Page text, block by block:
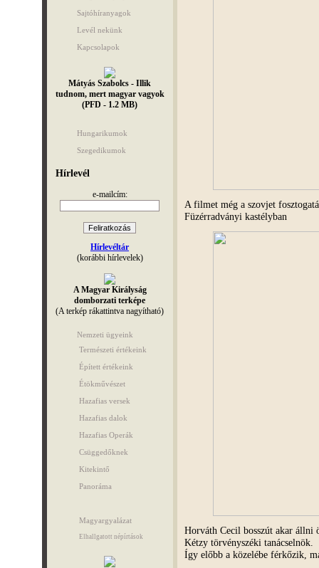
Sajtóhíranyagok
Levél nekünk
Kapcsolapok
Mátyás Szabolcs - Illik
tudnom, mert magyar vagyok
(PFD - 1.2 MB)
Hungarikumok
Szegedikumok
Hírlevél
e-mailcím:
Hírlevéltár
(korábbi hírlevelek)
A Magyar Királyság
domborzati terképe
(A terkép rákattintva nagyítható)
Nemzeti ügyeink
Természeti értékeink
Épített értékeink
Étökművészet
Hazafias versek
Hazafias dalok
Hazafias Operák
Csüggedőknek
Kitekintő
Panoráma
Magyargyalázat
Elhallgatott népírtások
A filmet még a szovjet
Füzérradványi kastélyban
Horváth Cecil bosszút akar állni
Kétzy törvényszéki tanácselnök.
Így előbb a közelébe férkőzik,